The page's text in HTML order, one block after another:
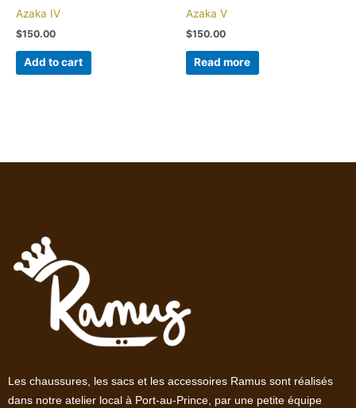
Azaka IV
$150.00
Add to cart
Azaka V
$150.00
Read more
Les chaussures, les sacs et les accessoires Ramus sont réalisés
dans notre atelier local à Port-au-Prince, par une petite équipe